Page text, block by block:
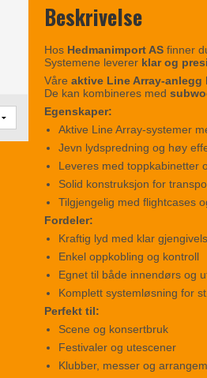
Beskrivelse
Hos Hedmanimport AS finner
Systemene leverer klar og
Våreaktive Line Array-anlegg
De kan kombineres med
Egenskaper:
Aktive Line Array-systemer
Jevn lydspredning og høy
Leveres med toppkabinetter
Solid konstruksjon for
Tilgjengelig med flightcases
Fordeler:
Kraftig lyd med klar
Enkel oppkobling og kontroll
Egnet til både innendørs og
Komplett systemløsning for
Perfekt til:
Scene og konsertbruk
Festivaler og utescener
Klubber, messer og